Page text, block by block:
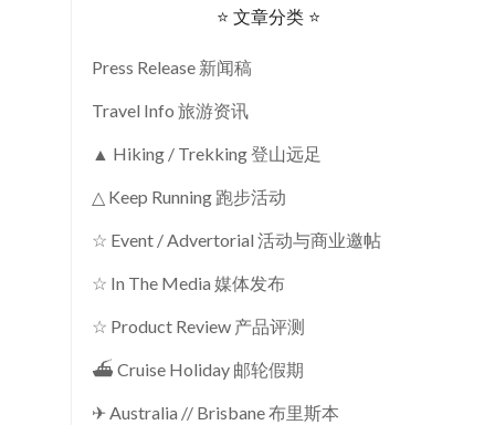
⭐ 文章分类 ⭐
Press Release 新闻稿
Travel Info 旅游资讯
▲ Hiking / Trekking 登山远足
△ Keep Running 跑步活动
☆ Event / Advertorial 活动与商业邀帖
☆ In The Media 媒体发布
☆ Product Review 产品评测
⛴ Cruise Holiday 邮轮假期
✈ Australia // Brisbane 布里斯本